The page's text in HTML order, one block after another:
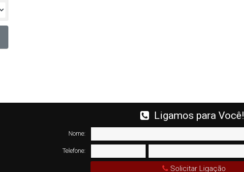
Ligamos para Você!
Nome:
Telefone:
Solicitar Ligação